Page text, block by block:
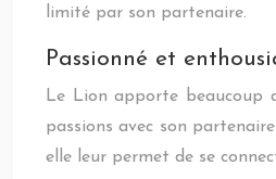
limité par son partenaire.
Passionné et
Le Lion apporte beaucoup
passions avec son
elle leur permet de se